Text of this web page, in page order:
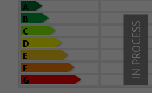
A
B
C
D
E
F
G
IN PROCESS